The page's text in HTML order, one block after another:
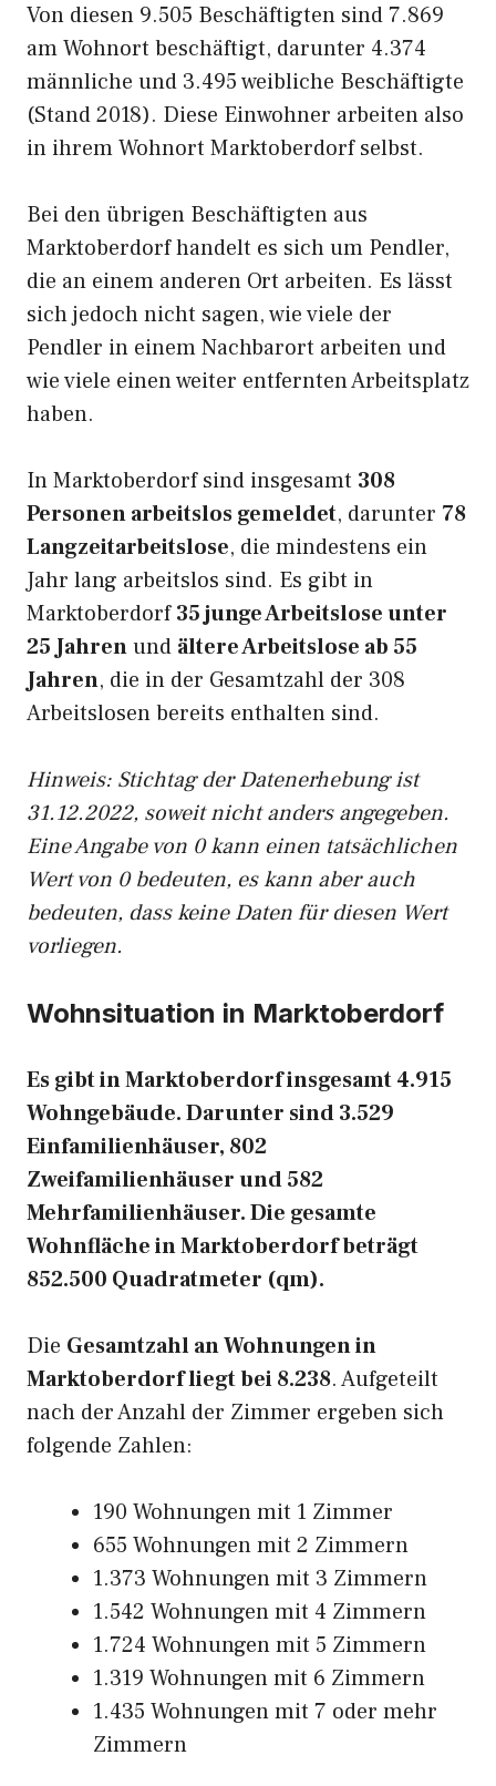
Von diesen 9.505 Beschäftigten sind 7.869
am Wohnort beschäftigt, darunter 4.374
männliche und 3.495 weibliche Beschäftigte
(Stand 2018). Diese Einwohner arbeiten also
in ihrem Wohnort Marktoberdorf selbst.
Bei den übrigen Beschäftigten aus
Marktoberdorf handelt es sich um Pendler,
die an einem anderen Ort arbeiten. Es lässt
sich jedoch nicht sagen, wie viele der
Pendler in einem Nachbarort arbeiten und
wie viele einen weiter entfernten Arbeitsplatz
haben.
In Marktoberdorf sind insgesamt 308
Personen arbeitslos gemeldet, darunter 78
Langzeitarbeitslose, die mindestens ein
Jahr lang arbeitslos sind. Es gibt in
Marktoberdorf35 junge Arbeitslose unter
25 Jahrenund ältere Arbeitslose ab 55
Jahren, die in der Gesamtzahl der 308
Arbeitslosen bereits enthalten sind.
Hinweis: Stichtag der Datenerhebung ist
31.12.2022, soweit nicht anders angegeben.
Eine Angabe von 0 kann einen tatsächlichen
Wert von 0 bedeuten, es kann aber auch
bedeuten, dass keine Daten für diesen Wert
vorliegen.
Wohnsituation in Marktoberdorf
Es gibt in Marktoberdorf insgesamt 4.915
Wohngebäude. Darunter sind 3.529
Einfamilienhäuser, 802
Zweifamilienhäuser und 582
Mehrfamilienhäuser. Die gesamte
Wohnfläche in Marktoberdorf beträgt
852.500 Quadratmeter (qm).
Die Gesamtzahl an Wohnungen in
Marktoberdorf liegt bei 8.238. Aufgeteilt
nach der Anzahl der Zimmer ergeben sich
folgende Zahlen:
190 Wohnungen mit 1 Zimmer
655 Wohnungen mit 2 Zimmern
1.373 Wohnungen mit 3 Zimmern
1.542 Wohnungen mit 4 Zimmern
1.724 Wohnungen mit 5 Zimmern
1.319 Wohnungen mit 6 Zimmern
1.435 Wohnungen mit 7 oder mehr
Zimmern